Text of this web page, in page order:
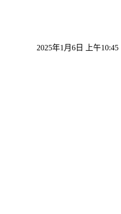
2025年1月6日 上午10:45